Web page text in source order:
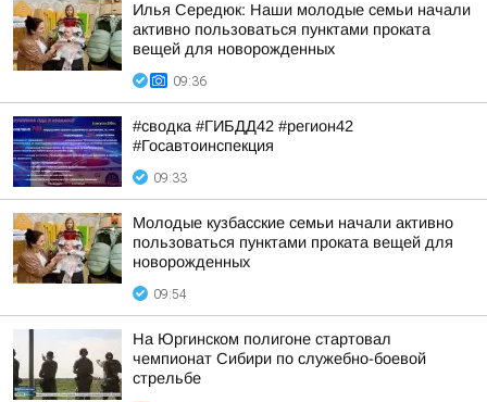
Илья Середюк: Наши молодые семьи начали
активно пользоваться пунктами проката
вещей для новорожденных
09:36
#сводка #ГИБДД42 #регион42
#Госавтоинспекция
09:33
Молодые кузбасские семьи начали активно
пользоваться пунктами проката вещей для
новорожденных
09:54
На Юргинском полигоне стартовал
чемпионат Сибири по служебно-боевой
стрельбе